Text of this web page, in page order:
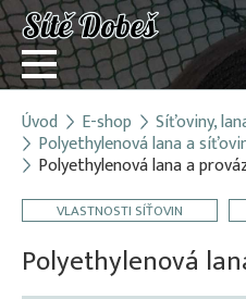
Přihlásit
Registrace
E-shop
O firmě
Kontakt
Úvod E-shop Síťoviny,
Polyethylenová lana a
Polyethylenová lana a
VLASTNOSTI SÍŤOVIN
Polyethylenová